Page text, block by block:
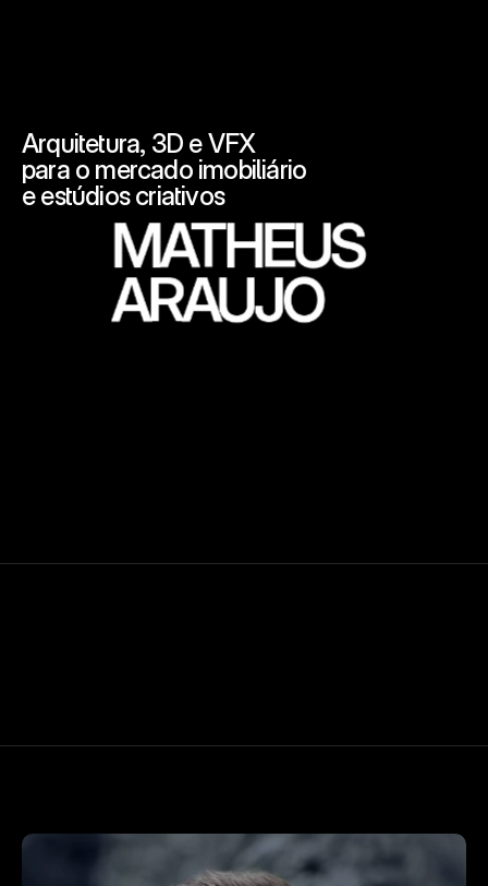
Arquitetura, 3D e VFX
para o mercado imobiliário
e estúdios criativos
MATHEUS
ARAUJO